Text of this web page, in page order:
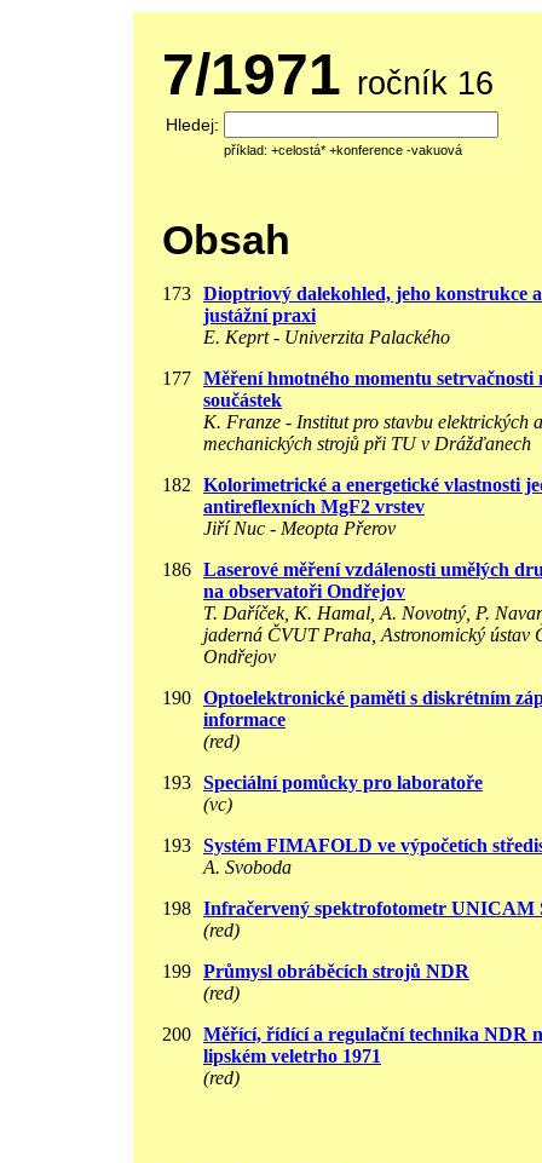
7/1971 ročník 16
Hledej:
příklad: +celostá* +konference -vakuová
Obsah
173 Dioptriový dalekohled, jeho konstrukce
justážní praxi
E. Keprt - Univerzita Palackého
177 Měření hmotného momentu setrvačnosti
součástek
K. Franze - Institut pro stavbu elektrických a
mechanických strojů při TU v Drážďanech
182
Kolorimetrické a energetické vlastnosti
antireflexních MgF2 vrstev
Jiří Nuc - Meopta Přerov
186 Laserové měření vzdálenosti umělých
na observatoři Ondřejov
T. Daříček, K. Hamal, A. Novotný, P.
jaderná ČVUT Praha, Astronomický ústav
Ondřejov
190 Optoelektronické paměti s diskrétním
informace
(red)
193 Speciální pomůcky pro laboratoře
(vc)
193 Systém FIMAFOLD ve výpočetích
A. Svoboda
198 Infračervený spektrofotometr UNICAM
(red)
199 Průmysl obráběcích strojů NDR
(red)
200 Měřící, řídící a regulační technika NDR
lipském veletrho 1971
(red)